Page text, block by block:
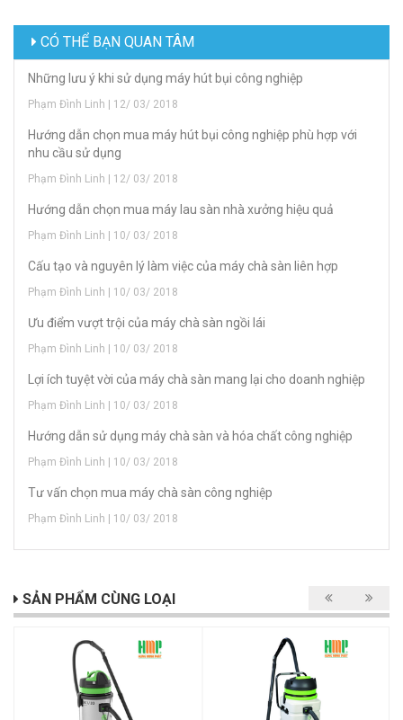
CÓ THỂ BẠN QUAN TÂM
Những lưu ý khi sử dụng máy hút bụi công nghiệp
Phạm Đình Linh | 12/ 03/ 2018
Hướng dẫn chọn mua máy hút bụi công nghiệp phù hợp với
nhu cầu sử dụng
Phạm Đình Linh | 12/ 03/ 2018
Hướng dẫn chọn mua máy lau sàn nhà xưởng hiệu quả
Phạm Đình Linh | 10/ 03/ 2018
Cấu tạo và nguyên lý làm việc của máy chà sàn liên hợp
Phạm Đình Linh | 10/ 03/ 2018
Ưu điểm vượt trội của máy chà sàn ngồi lái
Phạm Đình Linh | 10/ 03/ 2018
Lợi ích tuyệt vời của máy chà sàn mang lại cho doanh nghiệp
Phạm Đình Linh | 10/ 03/ 2018
Hướng dẫn sử dụng máy chà sàn và hóa chất công nghiệp
Phạm Đình Linh | 10/ 03/ 2018
Tư vấn chọn mua máy chà sàn công nghiệp
Phạm Đình Linh | 10/ 03/ 2018
SẢN PHẨM CÙNG LOẠI